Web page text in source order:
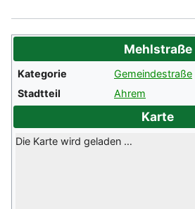
Mehlstraße
Kategorie
Gemeindestraße
Stadtteil
Ahrem
Karte
Die Karte wird geladen …